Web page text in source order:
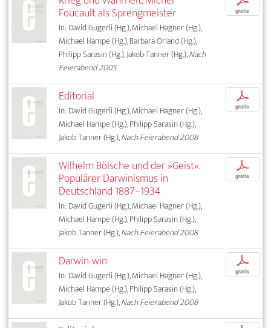
Foucault als Sprengmeister
In: David Gugerli (Hg.), Michael Hagner (Hg.),
Michael Hampe (Hg.), Barbara Orland (Hg.),
Philipp Sarasin (Hg.), Jakob Tanner (Hg.),Nach
Feierabend 2005
gratis
Editorial
In: David Gugerli (Hg.), Michael Hagner (Hg.),
Michael Hampe (Hg.), Philipp Sarasin (Hg.),
Jakob Tanner (Hg.),Nach Feierabend 2008
p
gratis
Wilhelm Bölsche und der »Geist«.
Populärer Darwinismus in
Deutschland 1887–1934
In: David Gugerli (Hg.), Michael Hagner (Hg.),
Michael Hampe (Hg.), Philipp Sarasin (Hg.),
Jakob Tanner (Hg.),Nach Feierabend 2008
p
gratis
Darwin-win
In: David Gugerli (Hg.), Michael Hagner (Hg.),
Michael Hampe (Hg.), Philipp Sarasin (Hg.),
Jakob Tanner (Hg.),Nach Feierabend 2008
p
gratis